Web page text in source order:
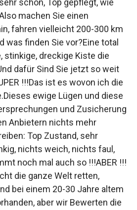
schön, Top gepflegt, wie
machen Sie einen
fahren vielleicht 200-300 km
was finden Sie vor?Eine total
stinkige, dreckige Kiste die
dafür Sind Sie jetzt so weit
!!!Das ist es wovon ich die
ewige Lügen und diese
und Zusicherung
Anbietern nichts mehr
Top Zustand, sehr
nichts weich, nichts faul,
noch mal auch so !!!ABER !!!
die ganze Welt retten,
bei einem 20-30 Jahre altem
aber wir Bewerten die